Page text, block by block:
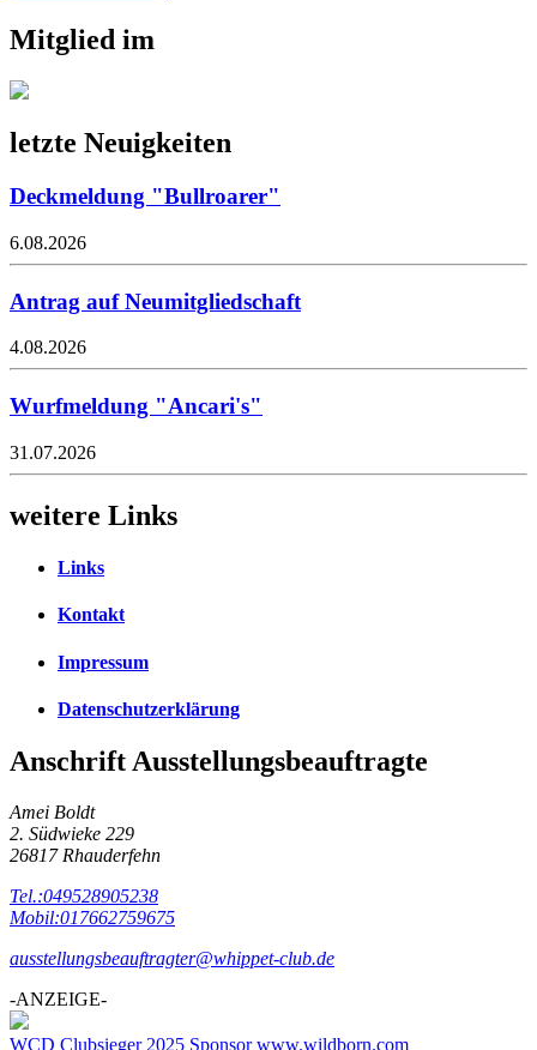
Mitglied im
letzte Neuigkeiten
Deckmeldung "Bullroarer"
6.08.2026
Antrag auf Neumitgliedschaft
4.08.2026
Wurfmeldung "Ancari's"
31.07.2026
weitere Links
Links
Kontakt
Impressum
Datenschutzerklärung
Anschrift Ausstellungsbeauftragte
Amei Boldt
2. Südwieke 229
26817 Rhauderfehn
Tel.:049528905238
Mobil:017662759675
ausstellungsbeauftragter@whippet-club.de
-ANZEIGE-
WCD Clubsieger 2025 Sponsor www.wildborn.com